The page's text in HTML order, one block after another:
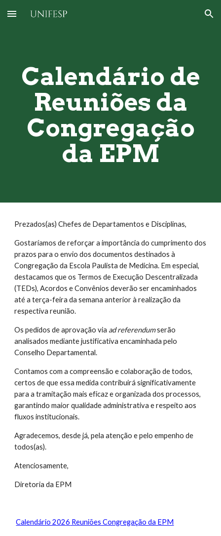
Skip to main content Skip to navigation
Calendário de
Reuniões da
Congregação
da EPM
Prezados(as) Chefes de Departamentos e Disciplinas,
Gostaríamos de reforçar a importância do cumprimento dos
prazos para o envio dos documentos destinados à
Congregação da Escola Paulista de Medicina. Em especial,
destacamos que os Termos de Execução Descentralizada
(TEDs), Acordos e Convênios deverão ser encaminhados
até a terça-feira da semana anterior à realização da
respectiva reunião.
Os pedidos de aprovação via ad referendumserão
analisados mediante justificativa encaminhada pelo
Conselho Departamental.
Contamos com a compreensão e colaboração de todos,
certos de que essa medida contribuirá significativamente
para a tramitação mais eficaz e organizada dos processos,
garantindo maior qualidade administrativa e respeito aos
fluxos institucionais.
Agradecemos, desde já, pela atenção e pelo empenho de
todos(as).
Atenciosamente,
Diretoria da EPM
Calendário 2026 Reuniões Congregação da EPM